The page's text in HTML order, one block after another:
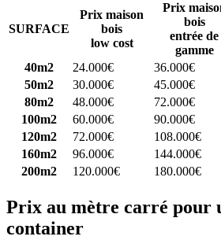
SURFACE
Prix maison
bois
low cost
Prix
bois
entrée de
gamme
40m2
24.000€ 36.000€
50m2
30.000€ 45.000€
80m2
48.000€ 72.000€
100m2
60.000€ 90.000€
120m2
72.000€ 108.000€
160m2
96.000€ 144.000€
200m2
120.000€ 180.000€
Prix au mètre carré pour
container